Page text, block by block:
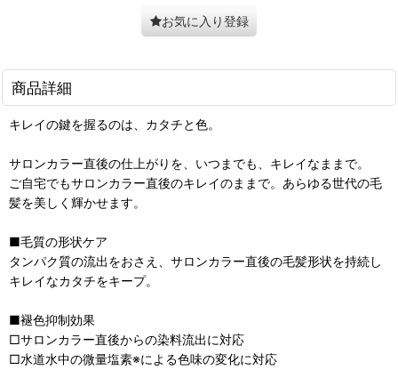
お気に入り登録
商品詳細
キレイの鍵を握るのは、カタチと色。
サロンカラー直後の仕上がりを、いつまでも、キレイなままで。
ご自宅でもサロンカラー直後のキレイのままで。あらゆる世代の毛
髪を美しく輝かせます。
■毛質の形状ケア
タンパク質の流出をおさえ、サロンカラー直後の毛髪形状を持続し
キレイなカタチをキープ。
■褪色抑制効果
□サロンカラー直後からの染料流出に対応
□水道水中の微量塩素※による色味の変化に対応